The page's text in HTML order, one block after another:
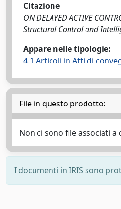
Citazione
ON DELAYED ACTIVE
Structural Control and
Appare nelle tipologie:
4.1 Articoli in Atti di
File in questo prodotto:
Non ci sono file associati
I documenti in IRIS sono